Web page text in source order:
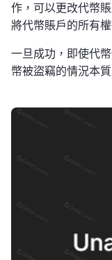
作，可以更改代幣
將代幣賬戶的所有
一旦成功，即使代
幣被盜竊的情況本